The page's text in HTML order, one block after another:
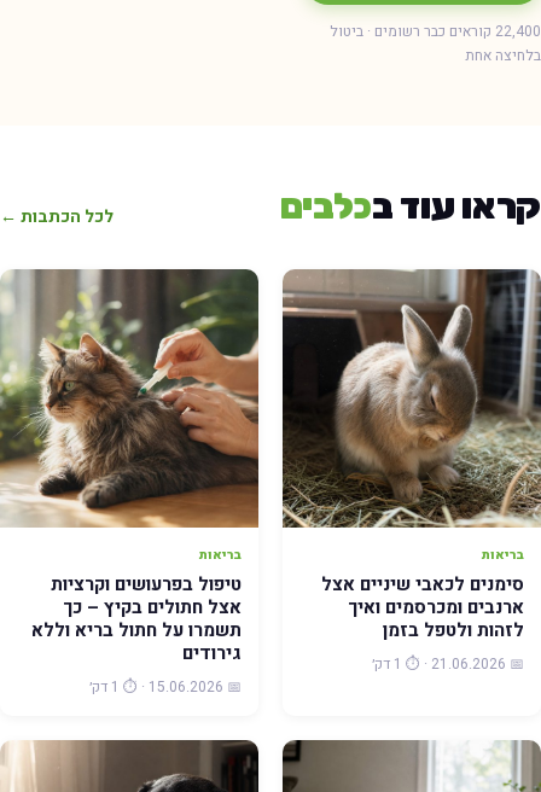
22,400 קוראים כבר רשומים · ביטול
אחת
עוד בכלבים לכל הכתבות ←
בריאות
סימנים לכאבי שיניים אצל
ארנבים ומכרסמים ואיך
לזהות ולטפל בזמן
📅 21.06.2026 · ⏱️ 1 דק׳
בריאות
טיפול בפרעושים וקרציות
אצל חתולים בקיץ – כך
תשמרו על חתול בריא וללא
גירודים
📅 15.06.2026 · ⏱️ 1 דק׳